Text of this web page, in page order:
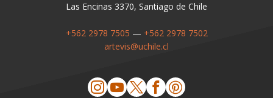
Las Encinas 3370, Santiago de Chile
+562 2978 7505 — +562 2978 7502
artevis@uchile.cl